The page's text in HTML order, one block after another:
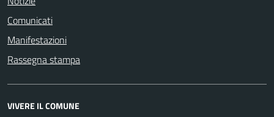
Comunicati
Manifestazioni
Rassegna stampa
VIVERE IL COMUNE